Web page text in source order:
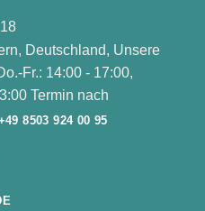
Deutschland, Unsere
Fr.: 14:00 - 17:00,
Termin nach
8503 924 00 95